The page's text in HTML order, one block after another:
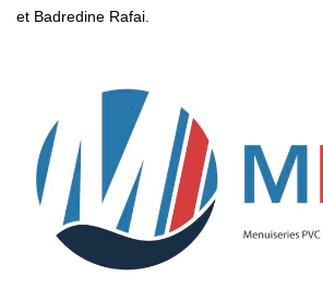
et Badredine Rafai.